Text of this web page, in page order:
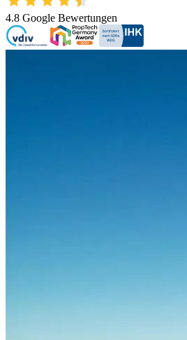
4.8 Google Bewertungen